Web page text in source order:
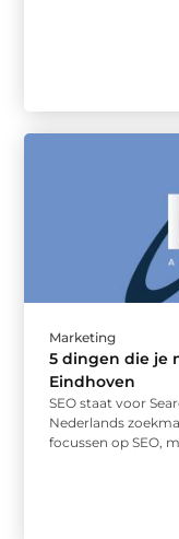
Marketing
5 dingen die je
Eindhoven
SEO staat voor
Nederlands
focussen op SEO,